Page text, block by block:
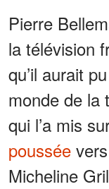
Pierre
la télévision
qu’il aurait
monde de la
qui l’a mis
poussée
Micheline